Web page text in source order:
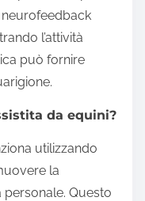
l’attività
può fornire
da equini?
utilizzando
la
Questo